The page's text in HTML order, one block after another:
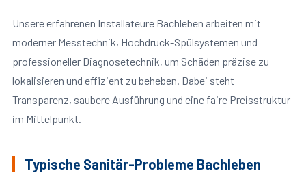
Unsere erfahrenen Installateure Bachleben arbeiten mit
moderner Messtechnik, Hochdruck-Spülsystemen und
professioneller Diagnosetechnik, um Schäden präzise zu
lokalisieren und effizient zu beheben. Dabei steht
Transparenz, saubere Ausführung und eine faire Preisstruktur
im Mittelpunkt.
Typische Sanitär-Probleme Bachleben